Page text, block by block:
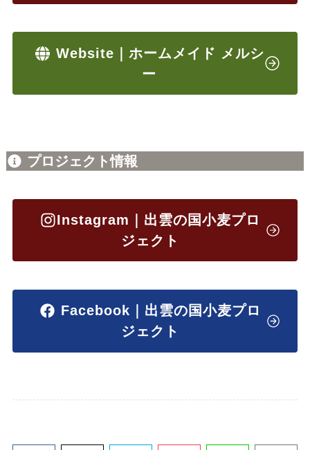
Website｜ホームメイド メルシ
ー
プロジェクト情報
Instagram｜出雲の国小麦プロ
ジェクト
Facebook｜出雲の国小麦プロ
ジェクト